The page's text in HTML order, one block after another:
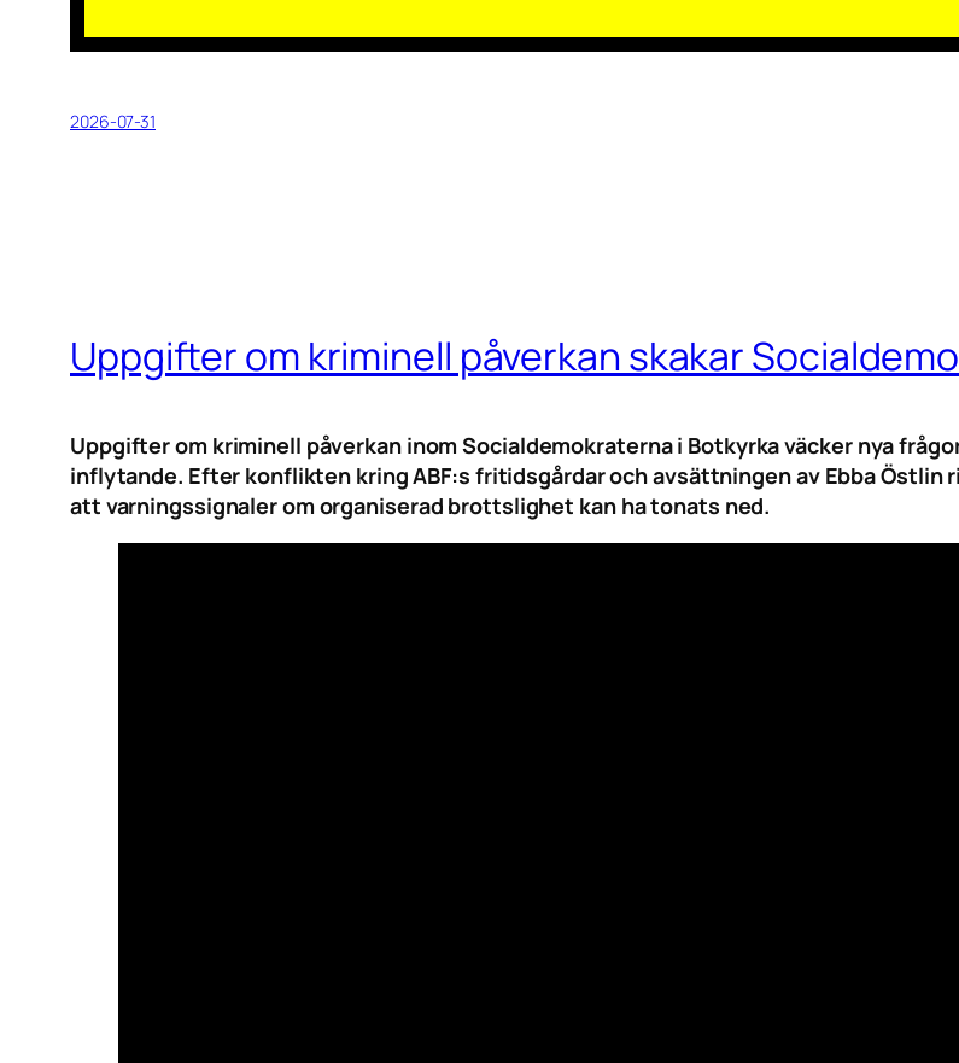
2026-07-31
Uppgifter om kriminell påverkan skakar
Uppgifter om kriminell påverkan inom Socialdemokraterna i Botkyrka väcker nya
inflytande. Efter konflikten kring ABF:s fritidsgårdar och avsättningen av Ebba
att varningssignaler om organiserad brottslighet kan ha tonats ned.